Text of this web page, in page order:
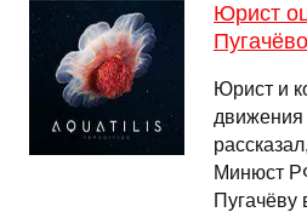
Юрист
Юрист и
Минюст
Пугачёву